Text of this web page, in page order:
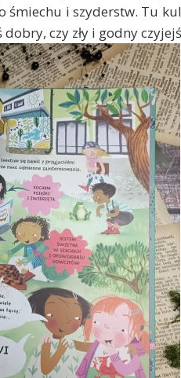
śmiechu i szyderstw. Tu
dobry, czy zły i godny